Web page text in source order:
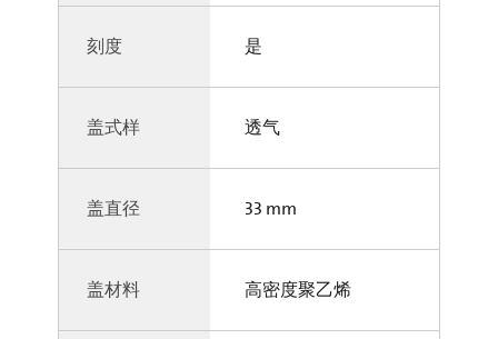
刻度 是
盖式样 透气
盖直径 33 mm
盖材料 高密度聚乙烯